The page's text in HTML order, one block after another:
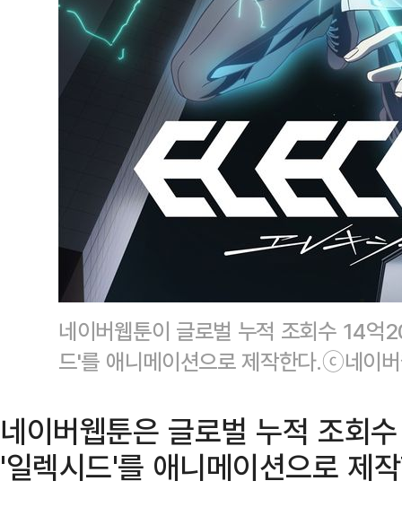
네이버웹툰이 글로벌 누적 조회수 14
드'를 애니메이션으로 제작한다.ⓒ네이
네이버웹툰은 글로벌 누적 조회
'일렉시드'를 애니메이션으로 제